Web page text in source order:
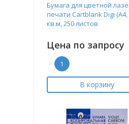
Бумага для цветной
печати Cartblank Digi (А4,
кв.м, 250 листов
Цена по запросу
-
В корзину